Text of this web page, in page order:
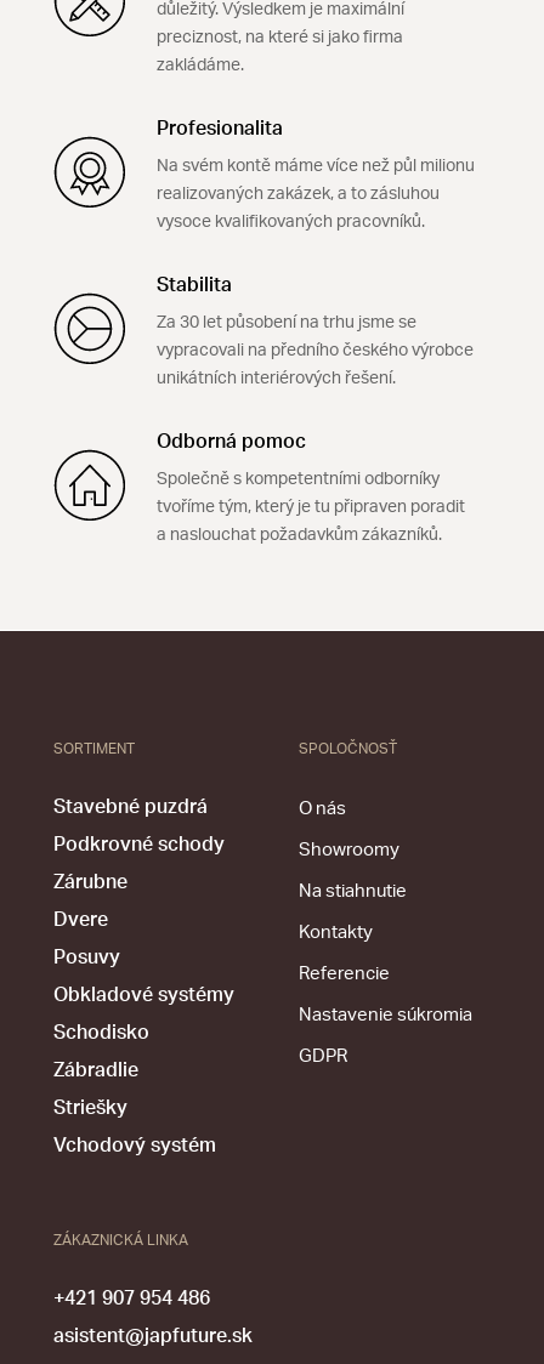
důležitý. Výsledkem je maximální
preciznost, na které si jako firma
zakládáme.
Profesionalita
Na svém kontě máme více než půl milionu
realizovaných zakázek, a to zásluhou
vysoce kvalifikovaných pracovníků.
Stabilita
Za 30 let působení na trhu jsme se
vypracovali na předního českého výrobce
unikátních interiérových řešení.
Odborná pomoc
Společně s kompetentními odborníky
tvoříme tým, který je tu připraven poradit
a naslouchat požadavkům zákazníků.
SORTIMENT
Stavebné puzdrá
Podkrovné schody
Zárubne
Dvere
Posuvy
Obkladové systémy
Schodisko
Zábradlie
Striešky
Vchodový systém
SPOLOČNOSŤ
O nás
Showroomy
Na stiahnutie
Kontakty
Referencie
Nastavenie súkromia
GDPR
ZÁKAZNICKÁ LINKA
+421 907 954 486
asistent@japfuture.sk